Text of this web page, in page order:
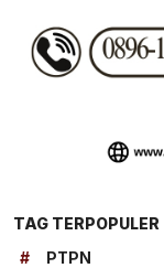
TAG TERPOPULER
#
PTPN